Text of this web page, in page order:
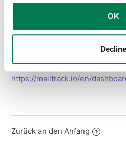
OK
Decline
kompatibel.
Wenn deine Gmail-Ansicht
sehen. In diesem Fall
Aktivität in deinem Dashboard
https://mailtrack.io/en/
Zurück an den Anfang